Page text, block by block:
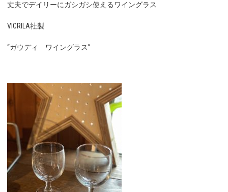
丈夫でデイリーにガシガシ使えるワイングラス
VICRILA社製
“ガウディ ワイングラス”